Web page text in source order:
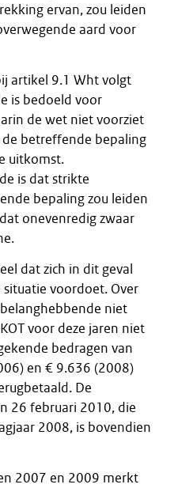
ervan, zou leiden
aard voor
artikel 9.1 Wht volgt
is bedoeld voor
de wet niet voorziet
betreffende bepaling
uitkomst.
is dat strikte
bepaling zou leiden
onevenredig zwaar
dat zich in dit geval
voordoet. Over
niet
voor deze jaren niet
bedragen van
en € 9.636 (2008)
De
26 februari 2010, die
2008, is bovendien
2007 en 2009 merkt